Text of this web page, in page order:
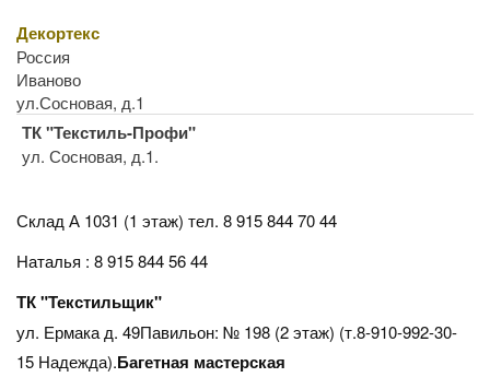
Декортекс
Россия
Иваново
ул.Сосновая, д.1
ТК "Текстиль-Профи"
ул. Сосновая, д.1.
Склад А 1031 (1 этаж) тел. 8 915 844 70 44
Наталья : 8 915 844 56 44
ТК "Текстильщик"
ул. Ермака д. 49Павильон: № 198 (2 этаж) (т.8-910-992-30-
15 Надежда).Багетная мастерская